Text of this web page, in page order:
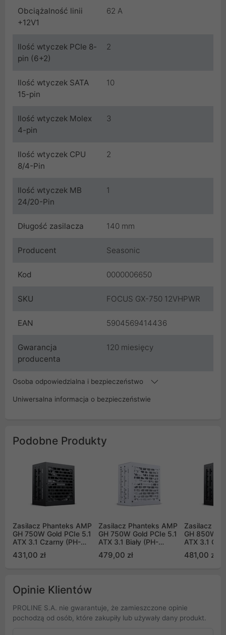
Obciążalność linii
+12V1
62 A
Ilość wtyczek PCIe 8-
pin (6+2)
2
Ilość wtyczek SATA
15-pin
10
Ilość wtyczek Molex
4-pin
3
Ilość wtyczek CPU
8/4-Pin
2
Ilość wtyczek MB
24/20-Pin
1
Długość zasilacza 140 mm
Producent Seasonic
Kod 0000006650
SKU FOCUS GX-750 12VHPWR
EAN 5904569414436
Gwarancja
producenta
120 miesięcy
Osoba odpowiedzialna i bezpieczeństwo
Uniwersalna informacja o bezpieczeństwie
Podobne Produkty
Zasilacz Phanteks AMP
GH 750W Gold PCIe 5.1
ATX 3.1 Czarny (PH-
431,00 zł
Zasilacz Phanteks AMP
GH 750W Gold PCIe 5.1
ATX 3.1 Biały (PH-
479,00 zł
Zasilacz
GH 850W
ATX 3.1
481,00 zł
Opinie Klientów
PROLINE S.A. nie gwarantuje, że zamieszczone opinie
pochodzą od osób, które zakupiły lub używały dany produkt.